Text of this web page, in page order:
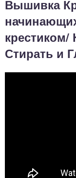
Вышивка
крестиком/
Стирать и